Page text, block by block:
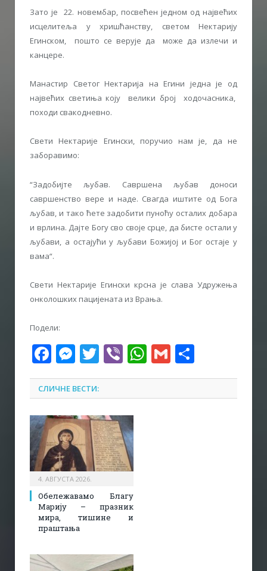
Зато је 22. новембар, посвећен једном од највећих
исцелитеља у хришћанству, светом Нектарију
Егинском, пошто се верује да може да излечи и
канцере.
Манастир Светог Нектарија на Егини једна је од
највећих светиња коју велики број ходочасника,
походи свакодневно.
Свети Нектарије Егински, поручио нам је, да не
заборавимо:
“Задобијте љубав. Савршена љубав доноси
савршенство вере и наде. Свагда иштите од Бога
љубав, и тако ћете задобити пуноћу осталих добара
и врлина. Дајте Богу сво своје срце, да бисте остали у
љубави, а остајући у љубави Божијој и Бог остаје у
вама“.
Свети Нектарије Егински крсна је слава Удружења
онколошких пацијената из Врања.
Подели:
Facebook
Messenger
Twitter
ViberWhatsApp
Gmail
СЛИЧНЕ ВЕСТИ:
4. АВГУСТА 2026.
Обележавамо Благу
Марију – празник
мира, тишине и
праштања